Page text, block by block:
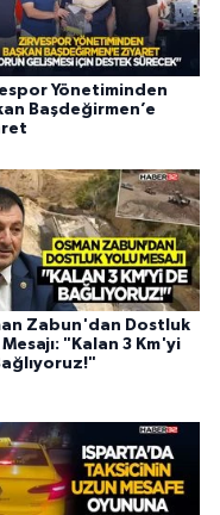
Yönetiminden
Başdeğirmen’e
Zabun'dan Dostluk
Mesajı: "Kalan 3 Km'yi